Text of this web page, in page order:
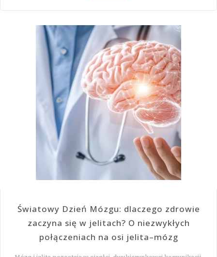
Światowy Dzień Mózgu: dlaczego zdrowie
zaczyna się w jelitach? O niezwykłych
połączeniach na osi jelita–mózg